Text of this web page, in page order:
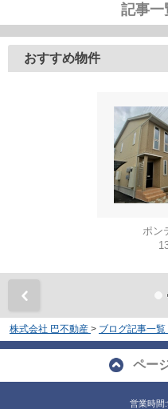
記事一
おすすめ物件
ポ
株式会社 巴不動産 > ブログ記事一覧
ペー
営業時間